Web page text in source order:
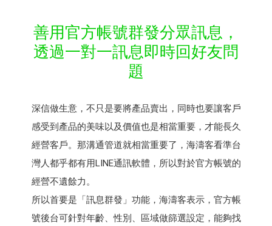
善用官方帳號群發分眾訊息，
透過一對一訊息即時回好友問
題
深信做生意，不只是要將產品賣出，同時也要讓客戶
感受到產品的美味以及價值也是相當重要，才能長久
經營客戶。那溝通管道就相當重要了，海濤客看準台
灣人都乎都有用LINE通訊軟體，所以對於官方帳號的
經營不遺餘力。
所以首要是「訊息群發」功能，海濤客表示，官方帳
號後台可針對年齡、性別、區域做篩選設定，能夠找